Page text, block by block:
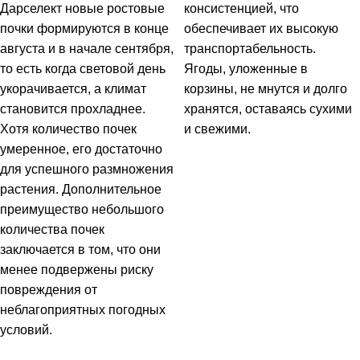
Дарселект новые ростовые
почки формируются в конце
августа и в начале сентября,
то есть когда световой день
укорачивается, а климат
становится прохладнее.
Хотя количество почек
умеренное, его достаточно
для успешного размножения
растения. Дополнительное
преимущество небольшого
количества почек
заключается в том, что они
менее подвержены риску
повреждения от
неблагоприятных погодных
условий.
консистенцией, что
обеспечивает их высокую
транспортабельность.
Ягоды, уложенные в
корзины, не мнутся и долго
хранятся, оставаясь сухими
и свежими.